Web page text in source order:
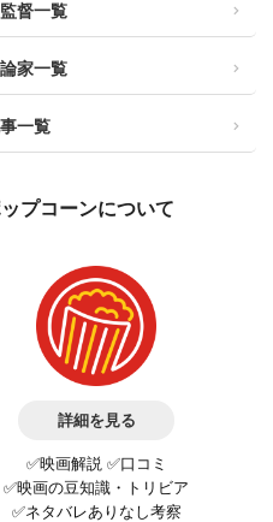
督一覧
家一覧
一覧
プコーンについて
詳細を見る
✅映画解説 ✅口コミ
✅映画の豆知識・トリビア
✅ネタバレありなし考察